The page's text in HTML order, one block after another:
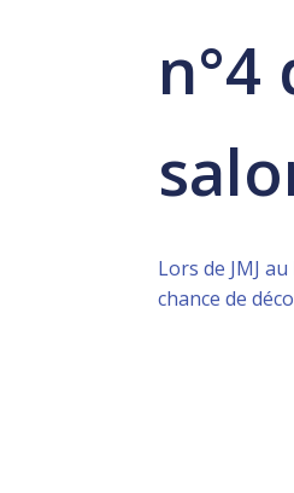
Lors de JMJ
chance de